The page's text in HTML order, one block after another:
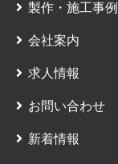
製作・施工事例
会社案内
求人情報
お問い合わせ
新着情報